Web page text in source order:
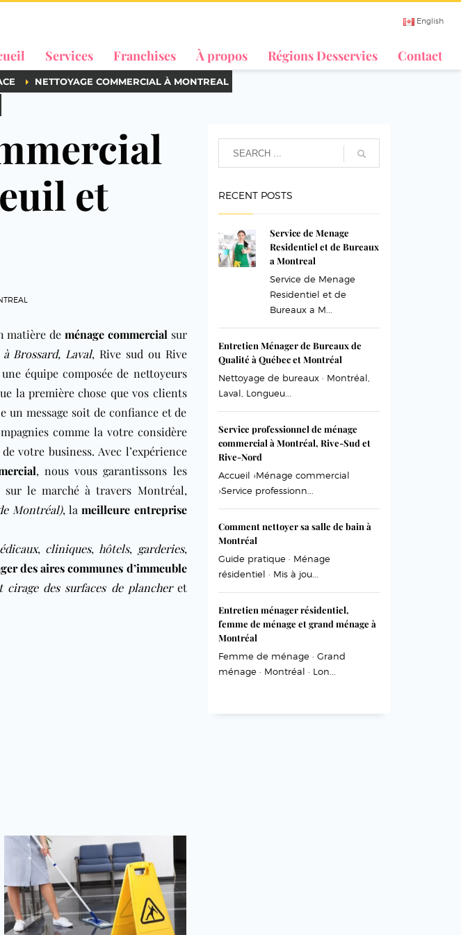
English
Services Franchises À propos Régions Desservies Contact
NETTOYAGE COMMERCIAL À MONTREAL
et
matière de ménage commercial sur
Brossard, Laval, Rive sud ou Rive
équipe composée de nettoyeurs
la première chose que vos clients
message soit de confiance et de
comme la votre considère
votre business. Avec l’expérience
, nous vous garantissons les
le marché à travers Montréal,
Montréal), lameilleure entreprise
, cliniques, hôtels, garderies,
des aires communes d’immeuble
cirage des surfaces de plancheret
RECENT POSTS
Service de Menage
Residentiel et de Bureaux
a Montreal
Service de Menage
Residentiel et de
Bureaux a M...
Entretien Ménager de Bureaux de
Qualité à Québec et Montréal
Nettoyage de bureaux · Montréal,
Laval, Longueu...
Service professionnel de ménage
commercial à Montréal, Rive-Sud et
Rive-Nord
Accueil ›Ménage commercial
›Service professionn...
Comment nettoyer sa salle de bain à
Montréal
Guide pratique · Ménage
résidentiel · Mis à jou...
Entretien ménager résidentiel,
femme de ménage et grand ménage à
Montréal
Femme de ménage · Grand
ménage · Montréal · Lon...